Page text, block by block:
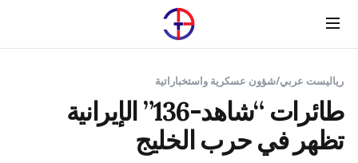
Menu
رياليست عربي/شؤون عسكرية واستخباراتية
طائرات “شاهد-136” الإيرانية
تظهر في حرب الخليج